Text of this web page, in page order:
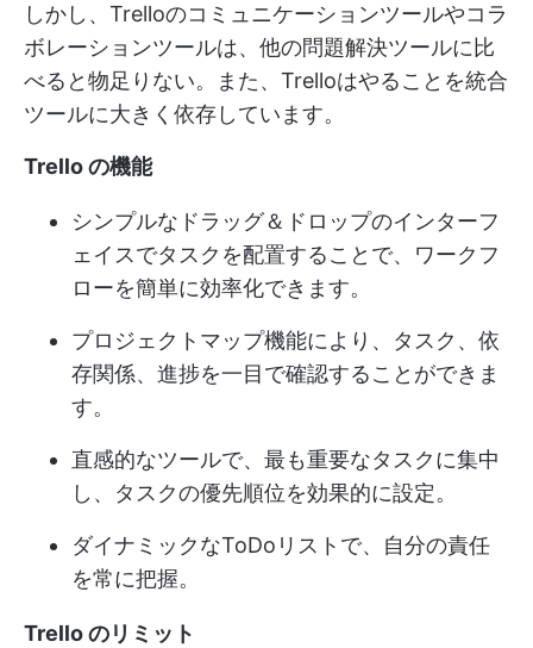
しかし、Trelloのコミュニケーションツールやコラ
ボレーションツールは、他の問題解決ツールに比
べると物足りない。また、Trelloはやることを統合
ツールに大きく依存しています。
Trello の機能
シンプルなドラッグ＆ドロップのインターフ
ェイスでタスクを配置することで、ワークフ
ローを簡単に効率化できます。
プロジェクトマップ機能により、タスク、依
存関係、進捗を一目で確認することができま
す。
直感的なツールで、最も重要なタスクに集中
し、タスクの優先順位を効果的に設定。
ダイナミックなToDoリストで、自分の責任
を常に把握。
Trello のリミット